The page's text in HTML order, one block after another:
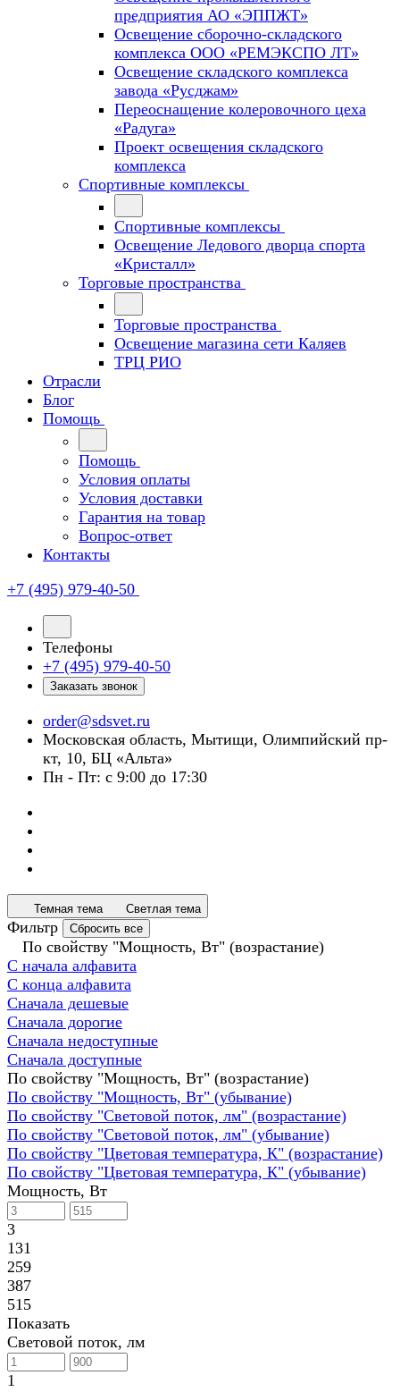
предприятия АО «ЭППЖТ»
Освещение сборочно-складского
комплекса ООО «РЕМЭКСПО ЛТ»
Освещение складского комплекса
завода «Русджам»
Переоснащение колеровочного цеха
«Радуга»
Проект освещения складского
комплекса
Спортивные комплексы
Спортивные комплексы
Освещение Ледового дворца спорта
«Кристалл»
Торговые пространства
Торговые пространства
Освещение магазина сети Каляев
ТРЦ РИО
Отрасли
Блог
Помощь
Помощь
Условия оплаты
Условия доставки
Гарантия на товар
Вопрос-ответ
Контакты
+7 (495) 979-40-50
Телефоны
+7 (495) 979-40-50
Заказать звонок
order@sdsvet.ru
Московская область, Мытищи, Олимпийский пр-
кт, 10, БЦ «Альта»
Пн - Пт: с 9:00 до 17:30
Темная тема Светлая тема
Фильтр Сбросить все
По свойству "Мощность, Вт" (возрастание)
С начала алфавита
С конца алфавита
Сначала дешевые
Сначала дорогие
Сначала недоступные
Сначала доступные
По свойству "Мощность, Вт" (возрастание)
По свойству "Мощность, Вт" (убывание)
По свойству "Световой поток, лм" (возрастание)
По свойству "Световой поток, лм" (убывание)
По свойству "Цветовая температура, К" (возрастание)
По свойству "Цветовая температура, К" (убывание)
Мощность, Вт
3
131
259
387
515
Показать
Световой поток, лм
1